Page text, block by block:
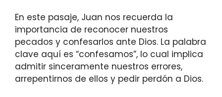
En este pasaje, Juan nos recuerda la
importancia de reconocer nuestros
pecados y confesarlos ante Dios. La palabra
clave aquí es “confesamos”, lo cual implica
admitir sinceramente nuestros errores,
arrepentirnos de ellos y pedir perdón a Dios.